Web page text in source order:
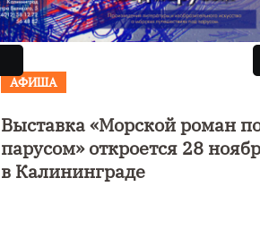
АФИША
Выставка «Морской роман
парусом» откроется 28
в Калининграде